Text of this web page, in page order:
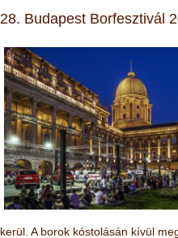
28. Budapest Borfesztivál
kerül. A borok kóstolásán kívül